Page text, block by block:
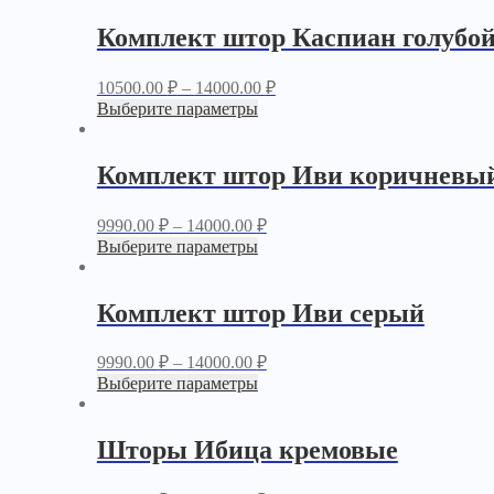
Комплект штор Каспиан
10500.00 ₽– 14000.00 ₽
Выберите параметры
Комплект штор Иви
9990.00 ₽– 14000.00 ₽
Выберите параметры
Комплект штор Иви серый
9990.00 ₽– 14000.00 ₽
Выберите параметры
Шторы Ибица кремовые